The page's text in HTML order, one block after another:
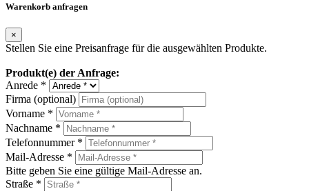
Warenkorb anfragen
×
Stellen Sie eine Preisanfrage für die ausgewählten Produkte.
Produkt(e) der Anfrage:
Anrede *
Firma (optional)
Vorname *
Nachname *
Telefonnummer *
Mail-Adresse *
Bitte geben Sie eine gültige Mail-Adresse an.
Straße *